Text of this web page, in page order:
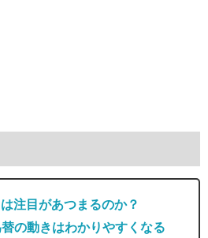
注目があつまるのか？
の動きはわかりやすくなる